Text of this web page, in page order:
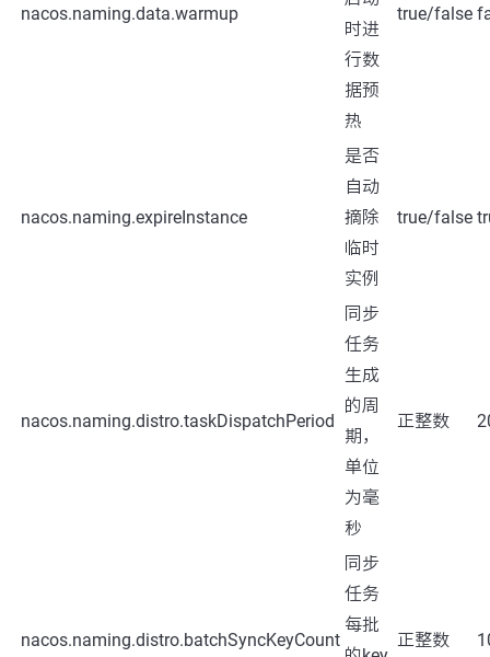
nacos.naming.data.warmup
时进
行数
据预
热
true/false
nacos.naming.expireInstance
是否
自动
摘除
临时
实例
true/false
nacos.naming.distro.taskDispatchPeriod
同步
任务
生成
的周
期，
单位
为毫
秒
正整数
nacos.naming.distro.batchSyncKeyCount
同步
任务
每批
正整数